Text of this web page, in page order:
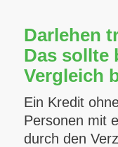
Darlehen
Das sollte
Vergleich
Ein Kredit
Personen mit
durch den